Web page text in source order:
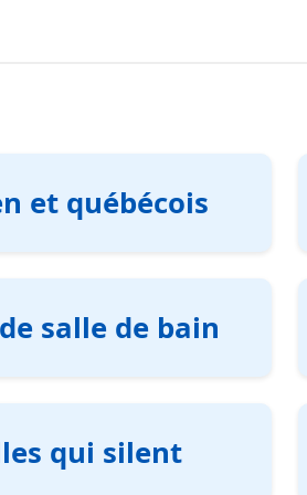
et québécois
salle de bain
qui silent